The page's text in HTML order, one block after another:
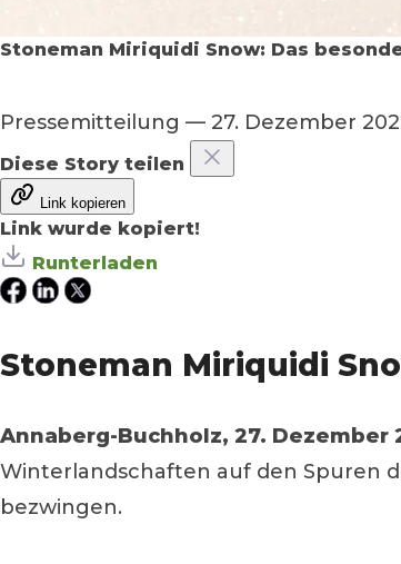
Stoneman Miriquidi Snow: Das
Pressemitteilung — 27. Dezember
Diese Story teilen
Link kopieren
Link wurde kopiert!
Runterladen
Stoneman Miriquidi
Annaberg-Buchholz, 27. Dezember
Winterlandschaften auf den Spuren
bezwingen.